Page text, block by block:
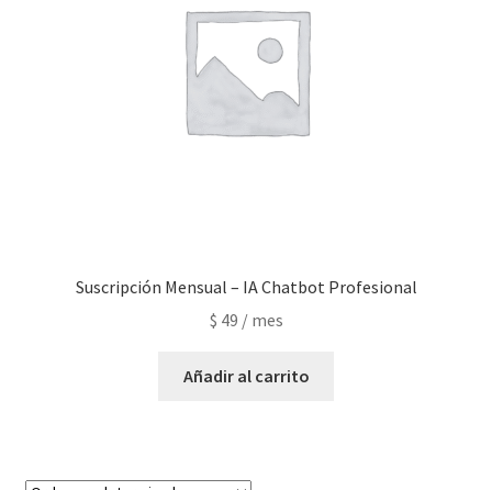
Suscripción Mensual – IA Chatbot Profesional
$ 49 / mes
Añadir al carrito